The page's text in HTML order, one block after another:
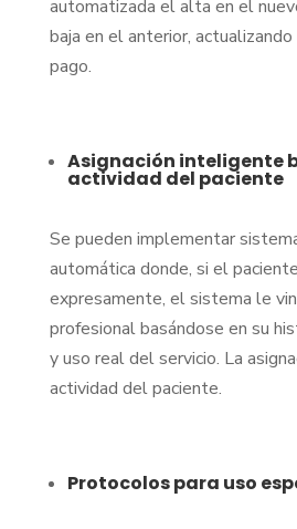
automatizada el alta en el
baja en el anterior,
pago.
Asignación inteligente
actividad del paciente
Se pueden implementar
automática donde, si el
expresamente, el sistema le
profesional basándose en su
y uso real del servicio. La
actividad del paciente.
Protocolos para uso